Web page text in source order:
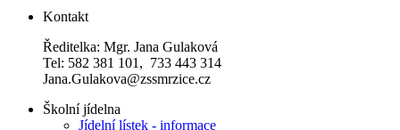
Kontakt
Ředitelka: Mgr. Jana Gulaková
Tel: 582 381 101, 733 443 314
Jana.Gulakova@zssmrzice.cz
Školní jídelna
Jídelní lístek - informace